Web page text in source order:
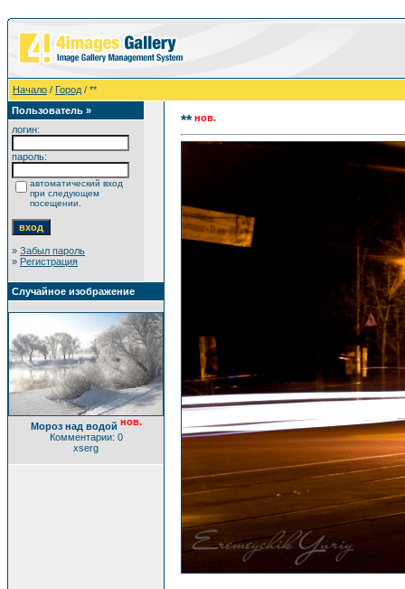
Начало / Город / **
Пользователь »
логин:
пароль:
автоматический вход
при следующем
посещении.
» Забыл пароль
» Регистрация
Случайное изображение
Мороз над водой нов.
Комментарии: 0
xserg
** нов.